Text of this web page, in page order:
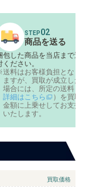
STEP02
商品を送る
包した商品を当店まで送
ください。
送料はお客様負担となり
ますが、買取が成立した
場合には、所定の送料（
詳細はこちら
）を買取
金額に上乗せしてお支払
いたします。
買取価格